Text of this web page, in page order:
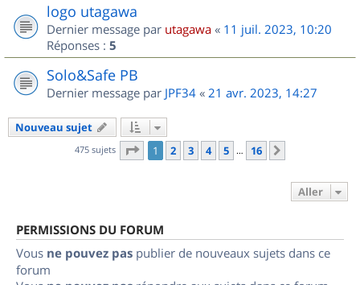
logo utagawa
Dernier message par utagawa « 11 juil. 2023, 10:20
Réponses : 5
Solo&Safe PB
Dernier message par JPF34 « 21 avr. 2023, 14:27
Nouveau sujet
475 sujets Page 1sur
1 2 3 4 5 … 16
Aller
PERMISSIONS DU FORUM
Vous ne pouvez pas publier de nouveaux sujets dans ce
forum